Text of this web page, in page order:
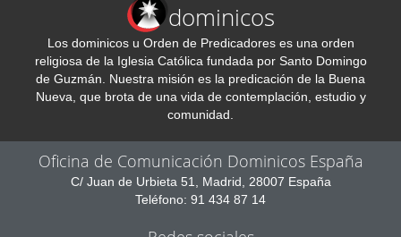
dominicos
Los dominicos u Orden de Predicadores es una orden
religiosa de la Iglesia Católica fundada por Santo Domingo
de Guzmán. Nuestra misión es la predicación de la Buena
Nueva, que brota de una vida de contemplación, estudio y
comunidad.
Oficina de Comunicación Dominicos España
C/ Juan de Urbieta 51, Madrid, 28007 España
Teléfono: 91 434 87 14